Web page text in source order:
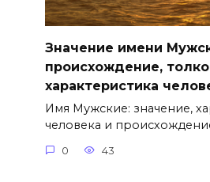
Значение имени
происхождение,
характеристика
Имя Мужские: значение,
человека и
0 43